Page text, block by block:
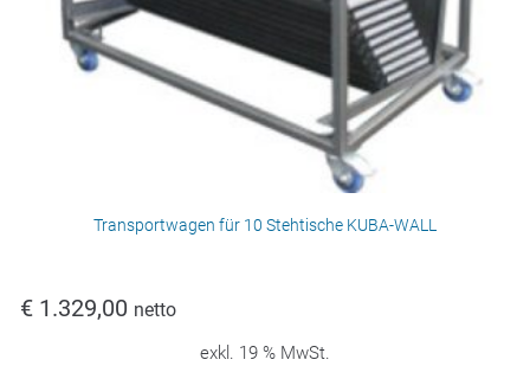
Transportwagen für 10 Stehtische KUBA-WALL
€ 1.329,00 netto
exkl. 19 % MwSt.